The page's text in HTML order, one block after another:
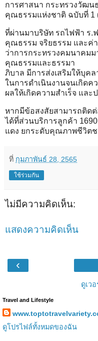
การศาสนา กระทรวงวัฒน
คุณธรรมแห่งชาติ ฉบับที่ 1
ที่ผ่านมาบริษัท รถไฟฟ้า ร.
คุณธรรม จริยธรรม และค่
ว่าการกระทรวงคมนาคม
คุณธรรมและธรรมา
ภิบาล มีการส่งเสริมให้บุค
ในการดำเนินงานจนเกิด
ผลให้เกิดความสำเร็จ แล
หากมีข้อสงสัยสามารถติดต่
ได้ที่ส่วนบริการลูกค้า
แดง ยกระดับคุณภาพชีวิตช
ที่ กุมภาพันธ์ 28, 2565
ใช้ร่วมกัน
ไม่มีความคิดเห็น:
แสดงความคิดเห็น
‹
ดูเว
Travel and Lifestyle
ดูโปรไฟล์ทั้งหมดของฉัน